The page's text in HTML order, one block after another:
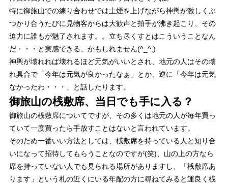
特に御旅山での練り合わせでは土煙を上げながら神輿が激しくぶ
つかり合うたびに見物客からは大歓声と拍手が沸き起こり、その
迫力に誰もが魅了されます。。立ち尽くすとはこういうことなん
だ・・・と実感できる、かもしれません(^_^;)
神輿が壊れれば壊れるほど元気がいいとされ、地元の人はその壊
れ具合で「今年は元気が良かったなぁ」とか、逆に「今年は元気
なかったわ・・・」と話したります。
御旅山の桟敷席、当日でも手に入る？
御旅山の桟敷席についてですが、その多くは地元の人が毎年買っ
ていて一度買ったら手放すことはないと言われています。
そのため一番いい方法としては、桟敷席を持っている人と知り合
いになって招待してもらうことなのですが(笑)、山の上の方なら
席を持っていない人でも見られる場所がありますし、「桟敷席あ
ります」という札の近くにいる年配の方に尋ねてみると運良く桟